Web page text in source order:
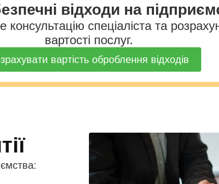
відходи на
консультацію спеціаліста та
вартості послуг.
вартість оброблення відходів